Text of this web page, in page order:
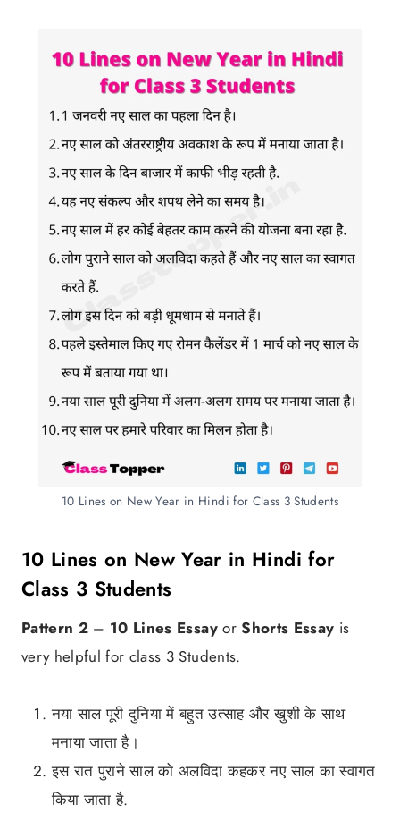
10 Lines on New Year in Hindi for Class 3 Students
10 Lines on New Year in Hindi for
Class 3 Students
Pattern 2 – 10 Lines EssayorShorts Essay is
very helpful for class 3 Students.
नया साल पूरी दुनिया में बहुत उत्साह और खुशी के साथ
मनाया जाता है।
इस रात पुराने साल को अलविदा कहकर नए साल का स्वागत
किया जाता है.